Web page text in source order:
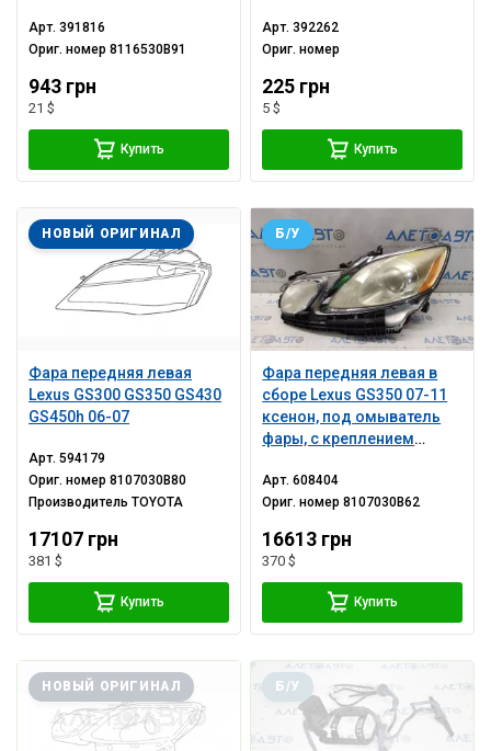
Арт.391816
Ориг. номер8116530B91
943 грн
21 $
Купить
Арт.392262
Ориг. номер
225 грн
5 $
Купить
Фара передняя левая
Lexus GS300 GS350 GS430
GS450h 06-07
НОВЫЙ ОРИГИНАЛ
Арт.594179
Ориг. номер8107030B80
ПроизводительTOYOTA
17107 грн
381 $
Купить
Фара передняя левая в
сборе Lexus GS350 07-11
ксенон, под омыватель
фары, с креплением
обрамлением, под
полировку, сломаны
Б/У
Арт.608404
Ориг. номер8107030B62
16613 грн
370 $
Купить
НОВЫЙ ОРИГИНАЛ Б/У